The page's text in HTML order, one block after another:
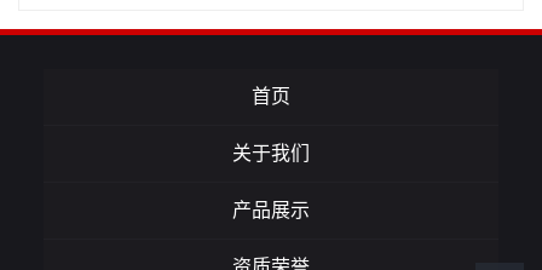
首页
关于我们
产品展示